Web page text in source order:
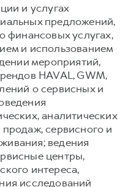
и услугах
предложений,
финансовых услугах,
и использованием
мероприятий,
HAVAL, GWM,
о сервисных и
аналитических
сервисного и
ведения
центры,
интереса,
исследований